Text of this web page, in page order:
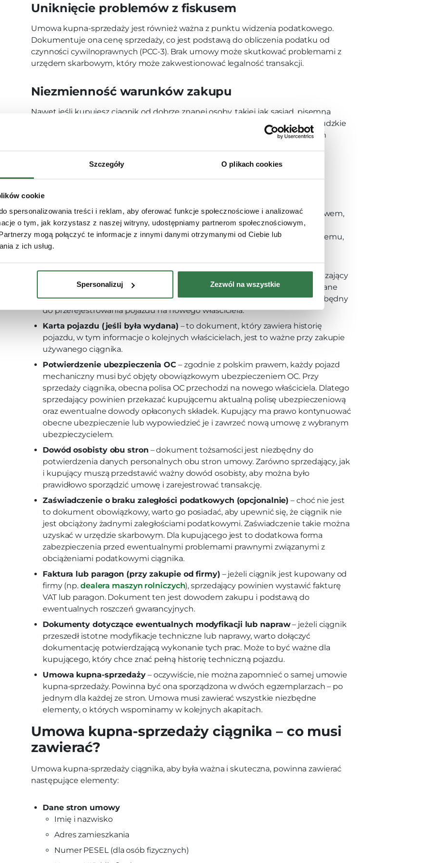
Szczegóły O plikach cookies
cookie
spersonalizowania treści i reklam, aby oferować funkcje społecznościowe i analizować
o tym, jak korzystasz z naszej witryny, udostępniamy partnerom społecznościowym,
mogą połączyć te informacje z innymi danymi otrzymanymi od Ciebie lub
z ich usług.
Spersonalizuj Zezwól na wszystkie
Uniknięcie problemów z fiskusem
Umowa kupna-sprzedaży jest również ważna z punktu widzenia podatkowego.
Dokumentuje ona cenę sprzedaży, co jest podstawą do obliczenia podatku od
czynności cywilnoprawnych (PCC-3). Brak umowy może skutkować problemami z
urzędem skarbowym, który może zakwestionować legalność transakcji.
Niezmienność warunków zakupu
Nawet jeśli kupujesz ciągnik od dobrze znanej osoby, takiej jak sąsiad, pisemna
umowa jest nadal konieczna. Ludzka pamięć jest zawodna, a relacje międzyludzkie
mogą ulec zmianie. Posiadanie pisemnego potwierdzenia wszystkich ustaleń
Umowa kupna-sprzedaży ciągnika – jakie
dokumenty są potrzebne?
Aby transakcja kupna-sprzedaży ciągnika przebiegła sprawnie i zgodnie z prawem,
niezbędne jest zgromadzenie odpowiednich dokumentów. Poniżej
przygotowaliśmy listę dokumentów, które będą potrzebne zarówno kupującemu,
jak i sprzedającemu:
– jest to podstawowy dokument potwierdzający
rejestrację pojazdu. Zawiera on takie informacje jak: numer rejestracyjny, dane
techniczne ciągnika, numer VIN oraz informacje o właścicielu. Jest on niezbędny
do przerejestrowania pojazdu na nowego właściciela.
Karta pojazdu (jeśli była wydana) – to dokument, który zawiera historię
pojazdu, w tym informacje o kolejnych właścicielach, jest to ważne przy zakupie
używanego ciągnika.
Potwierdzenie ubezpieczenia OC – zgodnie z polskim prawem, każdy pojazd
mechaniczny musi być objęty obowiązkowym ubezpieczeniem OC. Przy
sprzedaży ciągnika, obecna polisa OC przechodzi na nowego właściciela. Dlatego
sprzedający powinien przekazać kupującemu aktualną polisę ubezpieczeniową
oraz ewentualne dowody opłaconych składek. Kupujący ma prawo kontynuować
obecne ubezpieczenie lub wypowiedzieć je i zawrzeć nową umowę z wybranym
ubezpieczycielem.
Dowód osobisty obu stron – dokument tożsamości jest niezbędny do
potwierdzenia danych personalnych obu stron umowy. Zarówno sprzedający, jak
i kupujący muszą przedstawić ważny dowód osobisty, aby można było
prawidłowo sporządzić umowę i zarejestrować transakcję.
Zaświadczenie o braku zaległości podatkowych (opcjonalnie) – choć nie jest
to dokument obowiązkowy, warto go posiadać, aby upewnić się, że ciągnik nie
jest obciążony żadnymi zaległościami podatkowymi. Zaświadczenie takie można
uzyskać w urzędzie skarbowym. Dla kupującego jest to dodatkowa forma
zabezpieczenia przed ewentualnymi problemami prawnymi związanymi z
obciążeniami podatkowymi ciągnika.
Faktura lub paragon (przy zakupie od firmy) – jeżeli ciągnik jest kupowany od
firmy (np. dealera maszyn rolniczych), sprzedający powinien wystawić fakturę
VAT lub paragon. Dokument ten jest dowodem zakupu i podstawą do
ewentualnych roszczeń gwarancyjnych.
Dokumenty dotyczące ewentualnych modyfikacji lub napraw– jeżeli ciągnik
przeszedł istotne modyfikacje techniczne lub naprawy, warto dołączyć
dokumentację potwierdzającą wykonanie tych prac. Może to być ważne dla
kupującego, który chce znać pełną historię techniczną pojazdu.
Umowa kupna-sprzedaży– oczywiście, nie można zapomnieć o samej umowie
kupna-sprzedaży. Powinna być ona sporządzona w dwóch egzemplarzach – po
jednym dla każdej ze stron. Umowa musi zawierać wszystkie niezbędne
elementy, o których wspominamy w kolejnych akapitach.
Umowa kupna-sprzedaży ciągnika – co musi
zawierać?
Umowa kupna-sprzedaży ciągnika, aby była ważna i skuteczna, powinna zawierać
następujące elementy:
Dane stron umowy
Imię i nazwisko
Adres zamieszkania
Numer PESEL (dla osób fizycznych)